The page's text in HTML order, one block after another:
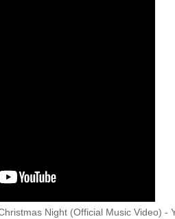
Night (Official Music Video) -